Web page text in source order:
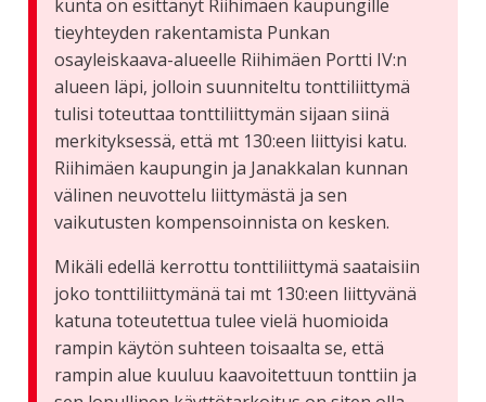
kunta on esittänyt Riihimäen kaupungille
tieyhteyden rakentamista Punkan
osayleiskaava-alueelle Riihimäen Portti IV:n
alueen läpi, jolloin suunniteltu tonttiliittymä
tulisi toteuttaa tonttiliittymän sijaan siinä
merkityksessä, että mt 130:een liittyisi katu.
Riihimäen kaupungin ja Janakkalan kunnan
välinen neuvottelu liittymästä ja sen
vaikutusten kompensoinnista on kesken.
Mikäli edellä kerrottu tonttiliittymä saataisiin
joko tonttiliittymänä tai mt 130:een liittyvänä
katuna toteutettua tulee vielä huomioida
rampin käytön suhteen toisaalta se, että
rampin alue kuuluu kaavoitettuun tonttiin ja